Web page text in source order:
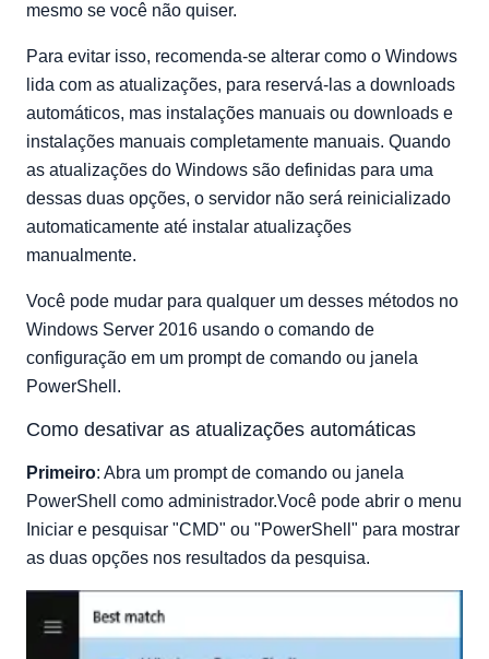
mesmo se você não quiser.
Para evitar isso, recomenda-se alterar como o Windows
lida com as atualizações, para reservá-las a downloads
automáticos, mas instalações manuais ou downloads e
instalações manuais completamente manuais. Quando
as atualizações do Windows são definidas para uma
dessas duas opções, o servidor não será reinicializado
automaticamente até instalar atualizações
manualmente.
Você pode mudar para qualquer um desses métodos no
Windows Server 2016 usando o comando de
configuração em um prompt de comando ou janela
PowerShell.
Como desativar as atualizações automáticas
Primeiro: Abra um prompt de comando ou janela
PowerShell como administrador.Você pode abrir o menu
Iniciar e pesquisar "CMD" ou "PowerShell" para mostrar
as duas opções nos resultados da pesquisa.